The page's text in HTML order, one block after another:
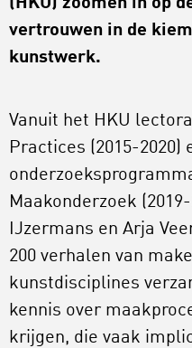
vertrouwen in de
kunstwerk.
Vanuit het HKU
Practices (2015-2020)
Maakonderzoek
IJzermans en Arja
200 verhalen van
kunstdisciplines
kennis over
krijgen, die vaak